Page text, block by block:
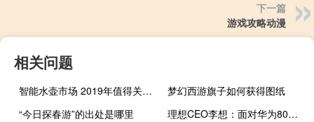
下一篇
游戏攻略动漫
相关问题
智能水壶市场 2019年值得关注的巨大增长机遇和挑战
梦幻西游旗子如何获得图纸
“今日探春游”的出处是哪里
理想CEO李想：面对华为80%是学习 20%是尊敬